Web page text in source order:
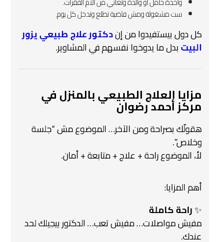
ست مشغولة ومش فاضية تطلع وتدخل كل يوم.
كل دول بيستفيدوا من إندكتور علاج طبيعي يزور
البيتبدل ما يدوخوا نفسهم في المشاوير.
مزايا العلاج الطبيعي بالمنزل في
مركز أحمد رضوان
هقولّك بصراحة ومن الآخر… الموضوع مش “جلسة
وخلاص”.
لأ، الموضوع راحة + علاج + متابعة + أمان.
أهم المزايا:
✨راحة كاملة
مفيش مواصلات… مفيش تعب… الدكتور بيجيلك لحد
عندك.